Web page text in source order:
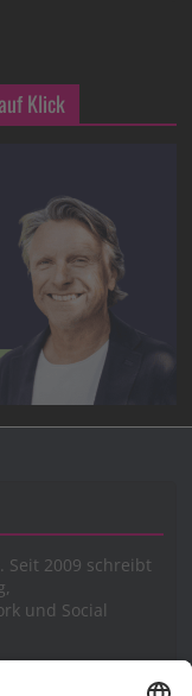
Klick
Seit 2009 schreibt
und Social